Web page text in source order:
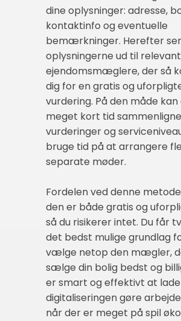
dine oplysninger: adresse,
kontaktinfo og eventuelle
bemærkninger. Herefter
oplysningerne ud til
ejendomsmæglere, der så
dig for en gratis og
vurdering. På den måde kan
meget kort tid
vurderinger og
bruge tid på at arrangere
separate møder.
Fordelen ved denne
den er både gratis og
så du risikerer intet. Du får
det bedst mulige grundlag
vælge netop den mægler,
sælge din bolig bedst og
er smart og effektivt at lade
digitaliseringen gøre
når der er meget på spil